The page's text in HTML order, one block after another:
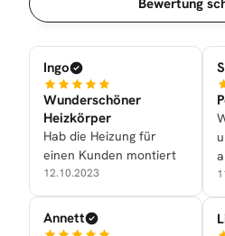
Bewertung
Ingo
Wunderschöner
Heizkörper
Hab die Heizung für
einen Kunden montiert
12.10.2023
Annett